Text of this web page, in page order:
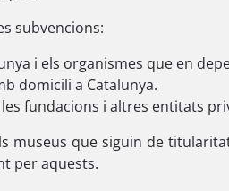
subvencions:
i els organismes que en
domicili a Catalunya.
fundacions i altres entitats
museus que siguin de
per aquests.